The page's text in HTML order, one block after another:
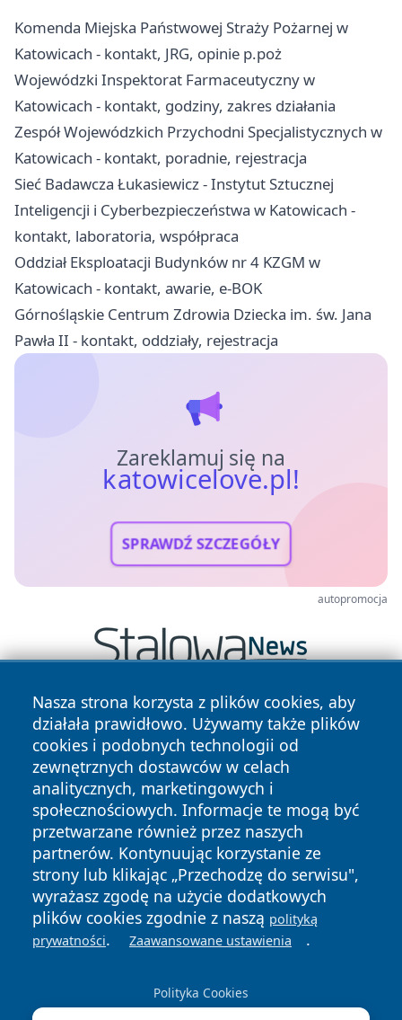
Komenda Miejska Państwowej Straży Pożarnej w
Katowicach - kontakt, JRG, opinie p.poż
Wojewódzki Inspektorat Farmaceutyczny w
Katowicach - kontakt, godziny, zakres działania
Zespół Wojewódzkich Przychodni Specjalistycznych w
Katowicach - kontakt, poradnie, rejestracja
Sieć Badawcza Łukasiewicz - Instytut Sztucznej
Inteligencji i Cyberbezpieczeństwa w Katowicach -
kontakt, laboratoria, współpraca
Oddział Eksploatacji Budynków nr 4 KZGM w
Katowicach - kontakt, awarie, e-BOK
Górnośląskie Centrum Zdrowia Dziecka im. św. Jana
Pawła II - kontakt, oddziały, rejestracja
Zareklamuj się na
katowicelove.pl!
SPRAWDŹ SZCZEGÓŁY
autopromocja
Nasza strona korzysta z plików cookies, aby
działała prawidłowo. Używamy także plików
cookies i podobnych technologii od
zewnętrznych dostawców w celach
analitycznych, marketingowych i
społecznościowych. Informacje te mogą być
przetwarzane również przez naszych
partnerów. Kontynuując korzystanie ze
strony lub klikając „Przechodzę do serwisu",
wyrażasz zgodę na użycie dodatkowych
plików cookies zgodnie z naszą polityką
prywatności. Zaawansowane ustawienia .
Polityka Cookies
Copyright © 2026 katowicelove.pl Wszystkie prawa
zastrzeżone.
News Autorzy
Polityka
Prywatności
Polityka
Cookies